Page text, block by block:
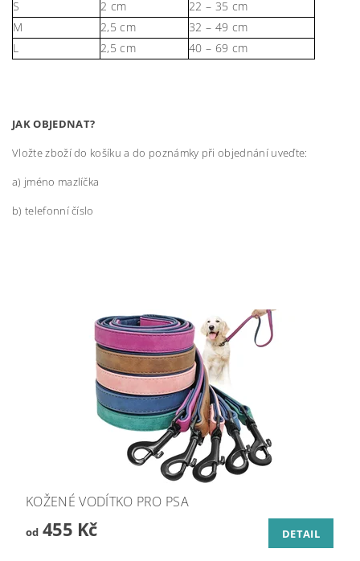
S
2 cm
22 – 35 cm
M
2,5 cm
32 – 49 cm
L
2,5 cm 40 – 69 cm
JAK OBJEDNAT?
Vložte zboží do košíku a do poznámky při objednání uveďte:
a) jméno mazlíčka
b) telefonní číslo
KOŽENÉ VODÍTKO PRO PSA
od455 Kč DETAIL